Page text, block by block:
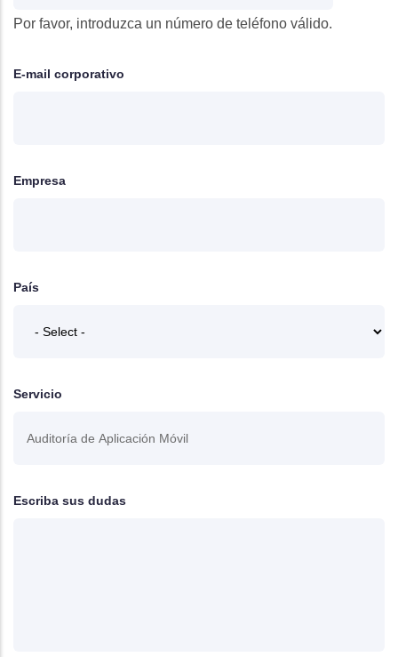
Por favor, introduzca un número de teléfono válido.
E-mail corporativo
Empresa
País
Servicio
Escriba sus dudas